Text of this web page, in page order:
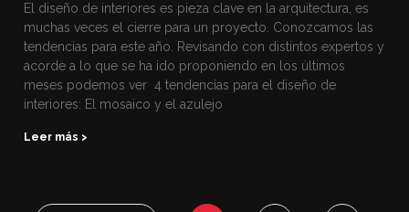
El diseño de interiores es pieza clave en la arquitectura, es
muchas veces el cierre para un proyecto. Conozcamos las
tendencias para este año. Revisando con distintos expertos y
acorde a lo que se ha ido proponiendo en los últimos
meses podemos ver 4 tendencias para el diseño de
interiores: El mosaico y el azulejo
Leer más >